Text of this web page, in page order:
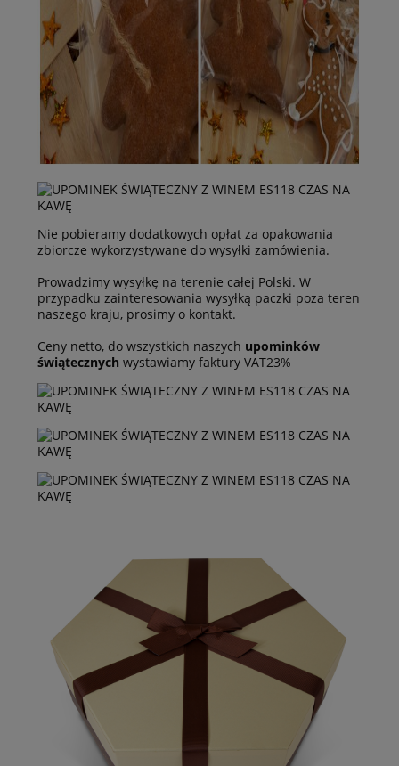
Nie pobieramy dodatkowych opłat za opakowania
zbiorcze wykorzystywane do wysyłki zamówienia.
Prowadzimy wysyłkę na terenie całej Polski. W
przypadku zainteresowania wysyłką paczki poza teren
naszego kraju, prosimy o kontakt.
Ceny netto, do wszystkich naszych upominków
świątecznych wystawiamy faktury VAT23%